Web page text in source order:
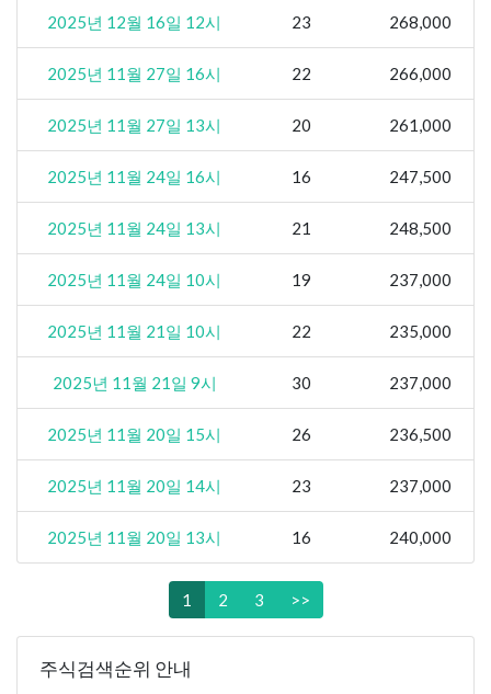
2025년 12월 16일 12시 23 268,000
2025년 11월 27일 16시 22 266,000
2025년 11월 27일 13시 20 261,000
2025년 11월 24일 16시 16 247,500
2025년 11월 24일 13시 21 248,500
2025년 11월 24일 10시 19 237,000
2025년 11월 21일 10시 22 235,000
2025년 11월 21일 9시 30 237,000
2025년 11월 20일 15시 26 236,500
2025년 11월 20일 14시 23 237,000
2025년 11월 20일 13시 16 240,000
1 2 3 >>
주식검색순위 안내